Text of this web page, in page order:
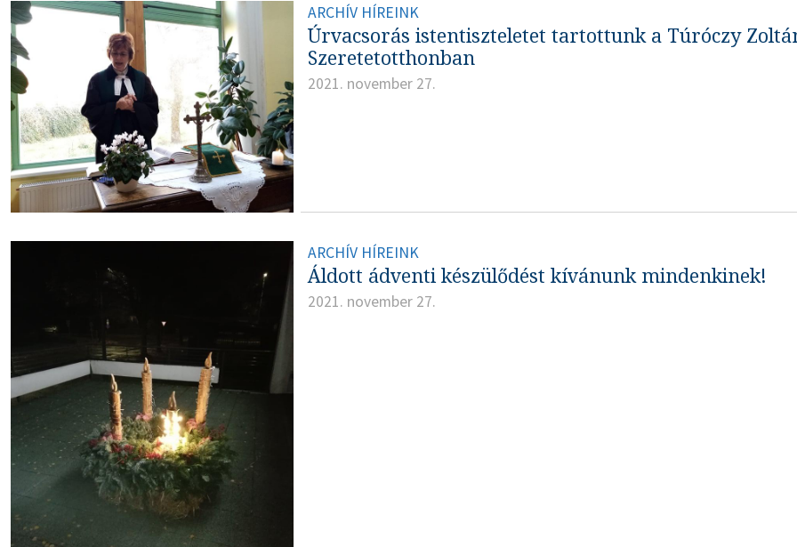
ARCHÍV HÍREINK
Úrvacsorás istentiszteletet tartottunk a Túróczy
Szeretetotthonban
2021. november 27.
ARCHÍV HÍREINK
Áldott ádventi készülődést kívánunk mindenkinek!
2021. november 27.